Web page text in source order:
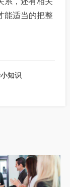
能适当的把整
知识